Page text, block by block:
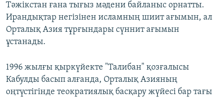
Тәжікстан ғана тығыз мәдени байланыс орнатты.
Ирандықтар негізінен исламның шиит ағымын, ал
Орталық Азия тұрғындары сүннит ағымын
ұстанады.
1996 жылғы қыркүйекте "Талибан" қозғалысы
Кабулды басып алғанда, Орталық Азияның
оңтүстігінде теократиялық басқару жүйесі бар тағы